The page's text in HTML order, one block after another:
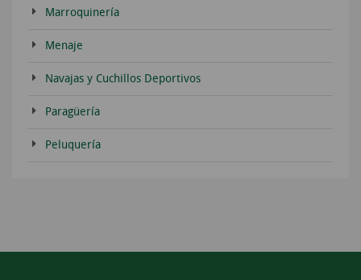
Marroquinería
Menaje
Navajas y Cuchillos Deportivos
Paragüería
Peluquería